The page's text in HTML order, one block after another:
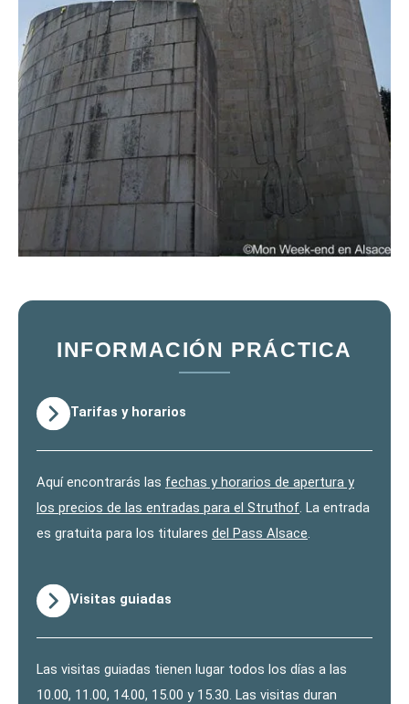
INFORMACIÓN PRÁCTICA
Tarifas y horarios
Aquí encontrarás las fechas y horarios de apertura y
los precios de las entradas para el Struthof. La entrada
es gratuita para los titulares del Pass Alsace.
Visitas guiadas
Las visitas guiadas tienen lugar todos los días a las
10.00, 11.00, 14.00, 15.00 y 15.30. Las visitas duran